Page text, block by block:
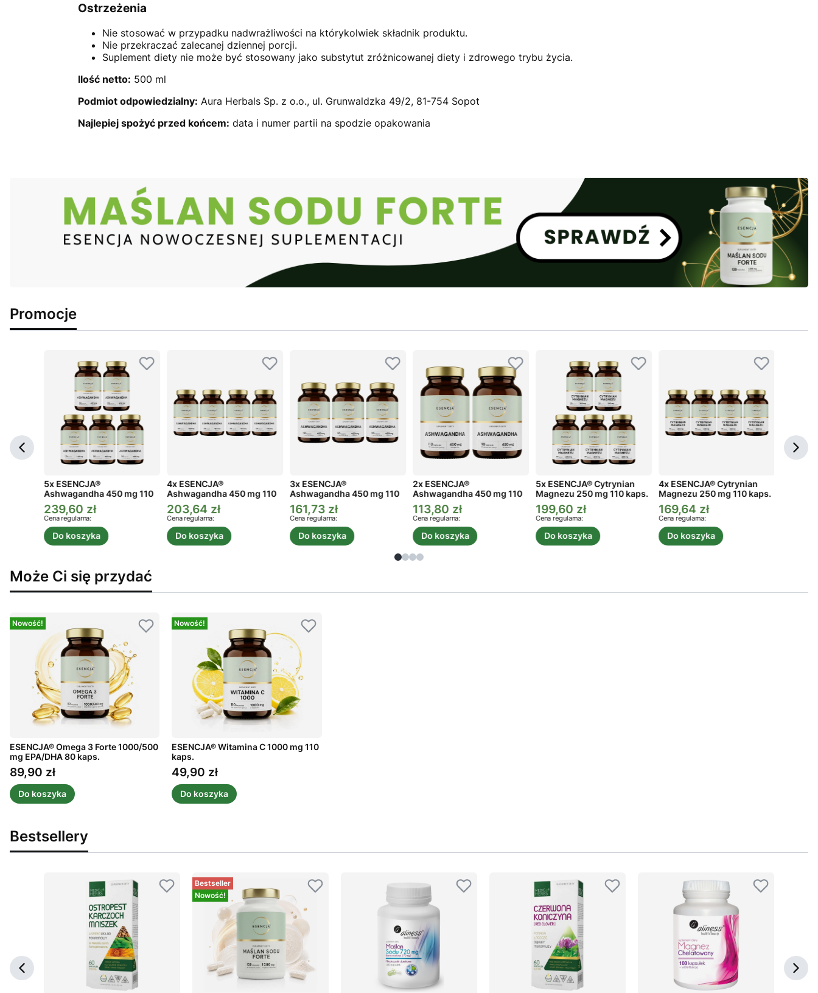
Ostrzeżenia
Nie stosować w przypadku nadwrażliwości na którykolwiek składnik produktu.
Nie przekraczać zalecanej dziennej porcji.
Suplement diety nie może być stosowany jako substytut zróżnicowanej diety i zdrowego trybu życia.
Ilość netto: 500 ml
Podmiot odpowiedzialny: Aura Herbals Sp. z o.o., ul. Grunwaldzka 49/2, 81-754 Sopot
Najlepiej spożyć przed końcem: data i numer partii na spodzie opakowania
Promocje
5x ESENCJA®
Ashwagandha 450 mg 110
kaps.
Cena promocyjna
239,60 zł
Cena regularna:
Do koszyka
4x ESENCJA®
Ashwagandha 450 mg 110
kaps.
Cena promocyjna
203,64 zł
Cena regularna:
Do koszyka
3x ESENCJA®
Ashwagandha 450 mg 110
kaps.
Cena promocyjna
161,73 zł
Cena regularna:
Do koszyka
2x ESENCJA®
Ashwagandha 450 mg 110
kaps.
Cena promocyjna
113,80 zł
Cena regularna:
Do koszyka
5x ESENCJA® Cytrynian
Magnezu 250 mg 110 kaps.
Cena promocyjna
199,60 zł
Cena regularna:
Do koszyka
4x ESENCJA® Cytrynian
Magnezu 250 mg 110 kaps.
Cena promocyjna
169,64 zł
Cena regularna:
Do koszyka
Może Ci się przydać
Nowość!
ESENCJA® Omega 3 Forte 1000/500
mg EPA/DHA 80 kaps.
Cena
89,90 zł
Do koszyka
Nowość!
ESENCJA® Witamina C 1000 mg 110
kaps.
Cena
49,90 zł
Do koszyka
Bestsellery
Bestseller
Nowość!